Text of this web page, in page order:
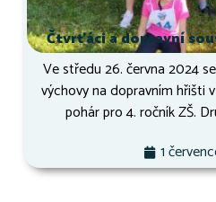
Čtvrťáci a dopravní
Ve středu 26. června 2024
výchovy na dopravním hřišti
pohár pro 4. ročník ZŠ.
1